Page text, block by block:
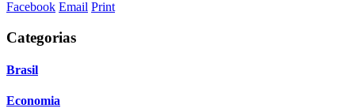
Facebook Email Print
Categorias
Brasil
Economia